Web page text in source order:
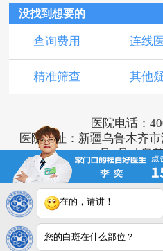
没找到想要的
查询费用 连线
精准筛查 其他
医院电话：
医院地址：新疆乌鲁木齐
号1号「奥
版权所有：乌鲁木
新ICP备
注：本网站信息仅供参考
据，服用药物或进行治疗时
用文章涉及版权问题
在的，请讲！
您的白斑在什么部位？